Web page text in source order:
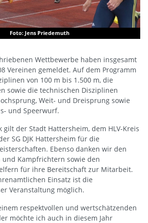
Foto: Jens Priedemuth
Wettbewerbe haben insgesamt
Vereinen gemeldet. Auf dem Programm
von 100 m bis 1.500 m, die
sowie die technischen Disziplinen
Weit- und Dreisprung sowie
und Speerwurf.
gilt der Stadt Hattersheim, dem HLV-Kreis
SG DJK Hattersheim für die
Ebenso danken wir den
Kampfrichtern sowie den
für ihre Bereitschaft zur Mitarbeit.
Einsatz ist die
Veranstaltung möglich.
respektvollen und wertschätzenden
möchte ich auch in diesem Jahr